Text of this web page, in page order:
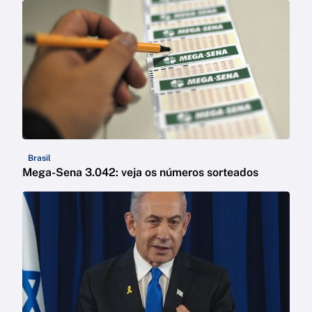
Brasil
Mega-Sena 3.042: veja os números sorteados